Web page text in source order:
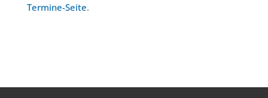
Termine-Seite.